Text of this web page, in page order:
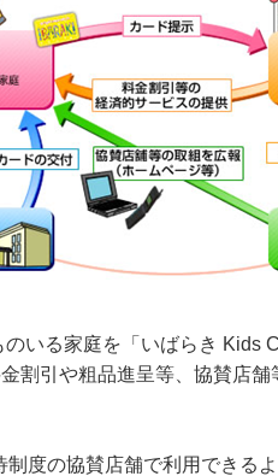
いる家庭を「いばらき Kids
割引や粗品進呈等、協賛店
度の協賛店舗で利用できる